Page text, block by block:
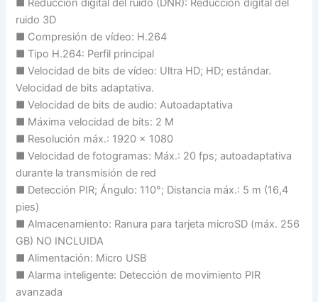
■ Reducción digital del ruido (DNR): Reducción digital del
ruido 3D
■ Compresión de vídeo: H.264
■ Tipo H.264: Perfil principal
■ Velocidad de bits de vídeo: Ultra HD; HD; estándar.
Velocidad de bits adaptativa.
■ Velocidad de bits de audio: Autoadaptativa
■ Máxima velocidad de bits: 2 M
■ Resolución máx.: 1920 x 1080
■ Velocidad de fotogramas: Máx.: 20 fps; autoadaptativa
durante la transmisión de red
■ Detección PIR; Ángulo: 110°; Distancia máx.: 5 m (16,4
pies)
■ Almacenamiento: Ranura para tarjeta microSD (máx. 256
GB) NO INCLUIDA
■ Alimentación: Micro USB
■ Alarma inteligente: Detección de movimiento PIR
avanzada